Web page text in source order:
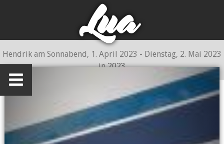
Lua
Hendrik am Sonnabend, 1. April 2023 - Dienstag, 2. Mai 2023
in2023